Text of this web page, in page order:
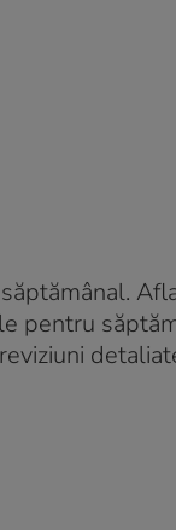
pentru